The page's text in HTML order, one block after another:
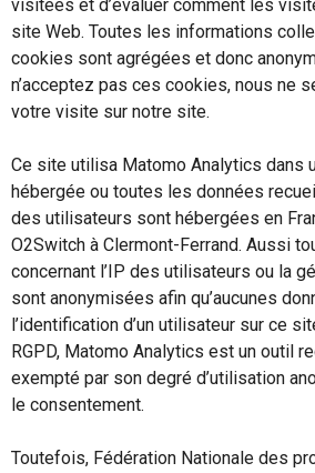
visitées et d’évaluer comment les
site Web. Toutes les informations
cookies sont agrégées et donc
n’acceptez pas ces cookies, nous ne
votre visite sur notre site.
Ce site utilisa Matomo Analytics dans
hébergée ou toutes les données
des utilisateurs sont hébergées en
O2Switch à Clermont-Ferrand. Aussi
concernant l’IP des utilisateurs ou la
sont anonymisées afin qu’aucunes
l’identification d’un utilisateur sur ce
RGPD, Matomo Analytics est un outil
exempté par son degré d’utilisation
le consentement.
Toutefois, Fédération Nationale des